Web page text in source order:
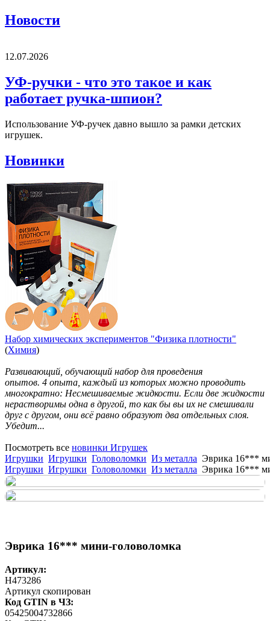
Новости
12.07.2026
УФ-ручки - что это такое и как
работает ручка-шпион?
Использование УФ-ручек давно вышло за рамки детских
игрушек.
Новинки
Набор химических экспериментов "Физика плотности"
(Химия)
Развивающий, обучающий набор для проведения
опытов. 4 опыта, каждый из которых можно проводить
многократно: Несмешиваемые жидкости. Если две жидкости
нерастворимы одна в другой, то как бы вы их не смешивали
друг с другом, они всё равно образуют два отдельных слоя.
Убедит...
Посмотреть все новинки Игрушек
Игрушки Игрушки Головоломки Из металла Эврика 16***
Игрушки Игрушки Головоломки Из металла Эврика 16***
Эврика 16*** мини-головоломка
Артикул:
H473286
Артикул скопирован
Код GTIN в ЧЗ:
05425004732866